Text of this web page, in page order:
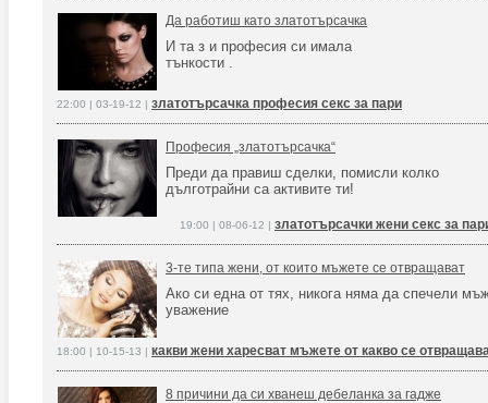
Да работиш като златотърсачка
И та з и професия си имала
тънкости .
22:00 | 03-19-12 | златотърсачка професия секс за пари
Професия „златотърсачка“
Преди да правиш сделки, помисли колко
дълготрайни са активите ти!
19:00 | 08-06-12 | златотърсачки жени секс за
3-те типа жени, от които мъжете се отвращават
Ако си една от тях, никога няма да спечели
уважение
18:00 | 10-15-13 | какви жени харесват мъжете от какво се
8 причини да си хванеш дебеланка за гадже